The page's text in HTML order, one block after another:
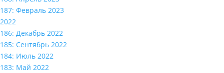
187: Февраль 2023
2022
186: Декабрь 2022
185: Сентябрь 2022
184: Июль 2022
183: Май 2022